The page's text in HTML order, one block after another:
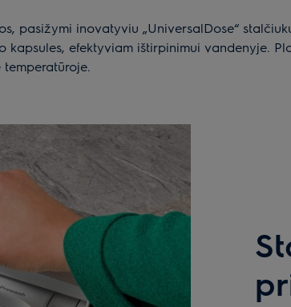
pasižymi inovatyviu „UniversalDose“
kapsules, efektyviam ištirpinimui vandenyje.